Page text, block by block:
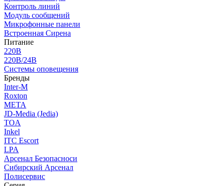
Контроль линий
Модуль сообщений
Микрофонные панели
Встроенная Сирена
Питание
220В
220В/24В
Системы оповещения
Бренды
Inter-M
Roxton
МЕТА
JD-Media (Jedia)
TOA
Inkel
ITC Escort
LPA
Арсенал Безопасноси
Сибирский Арсенал
Полисервис